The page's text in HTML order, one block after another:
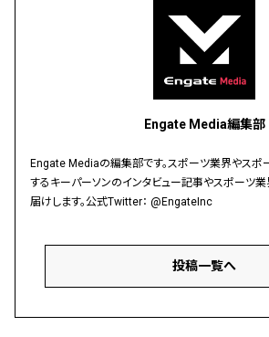
Engate Media編集部
Engate Mediaの編集部です。スポーツ業界やスポ
するキーパーソンのインタビュー記事やスポーツ
届けします。公式Twitter： @EngateInc
投稿一覧へ